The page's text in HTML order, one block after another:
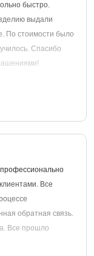
быстро.
выдали
По стоимости было
Спасибо
Все
обратная связь.
Все прошло